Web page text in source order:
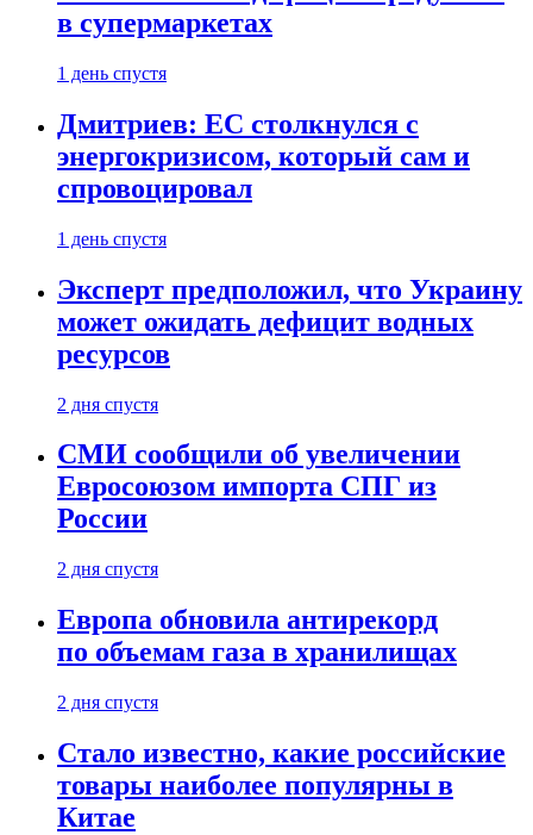
в супермаркетах
1 день спустя
Дмитриев: ЕС столкнулся с
энергокризисом, который сам и
спровоцировал
1 день спустя
Эксперт предположил, что Украину
может ожидать дефицит водных
ресурсов
2 дня спустя
СМИ сообщили об увеличении
Евросоюзом импорта СПГ из
России
2 дня спустя
Европа обновила антирекорд
по объемам газа в хранилищах
2 дня спустя
Стало известно, какие российские
товары наиболее популярны в
Китае